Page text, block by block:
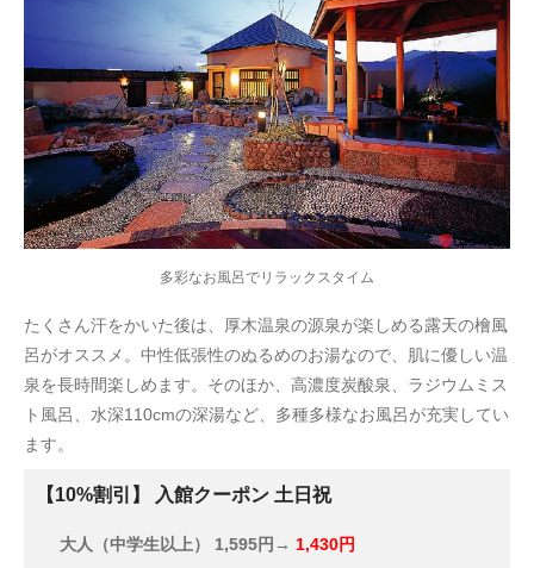
多彩なお風呂でリラックスタイム
たくさん汗をかいた後は、厚木温泉の源泉が楽しめる露天の檜風
呂がオススメ。中性低張性のぬるめのお湯なので、肌に優しい温
泉を長時間楽しめます。そのほか、高濃度炭酸泉、ラジウムミス
ト風呂、水深110cmの深湯など、多種多様なお風呂が充実してい
ます。
【10%割引】 入館クーポン 土日祝
大人（中学生以上） 1,595円→ 1,430円